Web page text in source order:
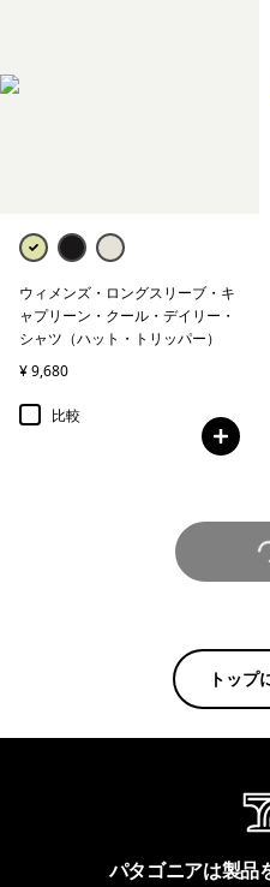
ウィメンズ・ロングスリーブ・キ
ャプリーン・クール・デイリー・
シャツ（ハット・トリッパー）
¥ 9,680
比較
さら
トップ
パタゴニアは製品